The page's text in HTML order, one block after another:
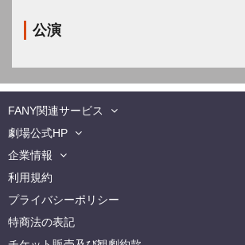
公演
FANY関連サービス
劇場公式HP
企業情報
利用規約
プライバシーポリシー
特商法の表記